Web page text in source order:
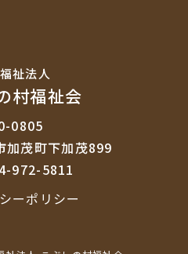
祉法⼈
村福祉会
0805
加茂町下加茂899
972-5811
ーポリシー